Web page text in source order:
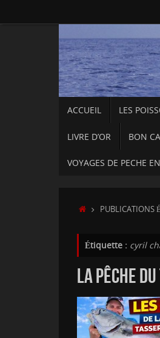
AUACCUEIL LES
LIVRE D’OR BON
VOYAGES DE PECHE
ACCUEIL
PUBLICATIONS
Étiquette : cyril
LA PÊCHE